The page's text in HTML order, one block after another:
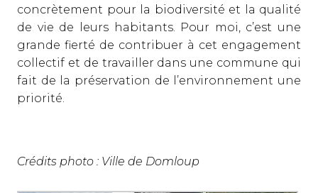
concrètement pour la biodiversité et la qualité
de vie de leurs habitants. Pour moi, c’est une
grande fierté de contribuer à cet engagement
collectif et de travailler dans une commune qui
fait de la préservation de l’environnement une
priorité.
Crédits photo : Ville de Domloup